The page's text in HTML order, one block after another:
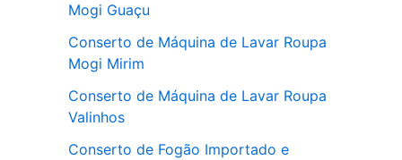
Mogi Guaçu
Conserto de Máquina de Lavar Roupa
Mogi Mirim
Conserto de Máquina de Lavar Roupa
Valinhos
Conserto de Fogão Importado e